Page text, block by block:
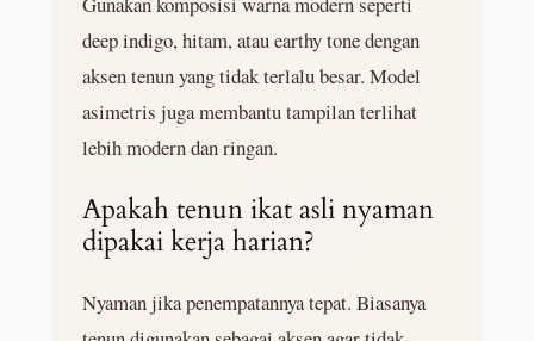
deep indigo, hitam, atau earthy tone dengan
aksen tenun yang tidak terlalu besar. Model
asimetris juga membantu tampilan terlihat
lebih modern dan ringan.
Apakah tenun ikat asli nyaman
dipakai kerja harian?
Nyaman jika penempatannya tepat. Biasanya